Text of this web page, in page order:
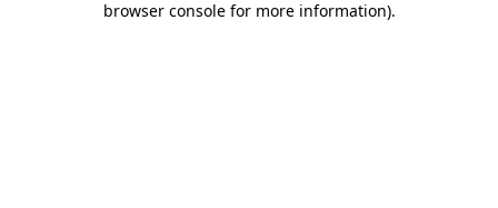
browser console for more information).